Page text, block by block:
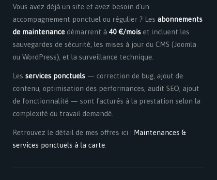
Vous avez déjà un site et avez besoin d'un
accompagnement ponctuel ou régulier ? Les abonnements
de maintenance démarrent à 40 €/mois et incluent les
sauvegardes de sécurité, les mises à jour du CMS (Joomla
ou WordPress), et la surveillance technique.
Les services ponctuels — correction de bug, ajout de
contenu, optimisation des performances, audit SEO, ajout
de fonctionnalité — sont facturés à la prestation selon la
complexité du travail demandé.
Retrouvez le détail de mes offres ici : Maintenances &
services ponctuels à la carte